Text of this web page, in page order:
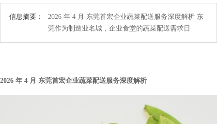
信息摘要：
2026 年 4 月 东莞首宏企业蔬菜配送服务深度解析 东
莞作为制造业名城，企业食堂的蔬菜配送需求日
2026 年 4 月 东莞首宏企业蔬菜配送服务深度解析